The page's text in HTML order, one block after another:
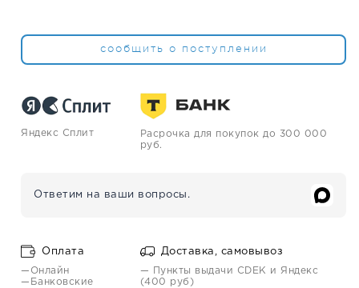
сообщить о поступлении
Яндекс Сплит
Расрочка для покупок до 300 000
руб.
Ответим на ваши вопросы.
Оплата
—Онлайн
—Банковские
Доставка, самовывоз
— Пункты выдачи CDEK и Яндекс
(400 руб)